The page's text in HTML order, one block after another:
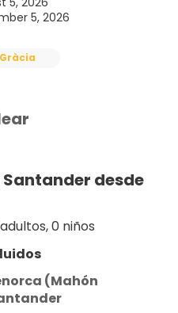
5, 2026
desde
0 niños
(Mahón